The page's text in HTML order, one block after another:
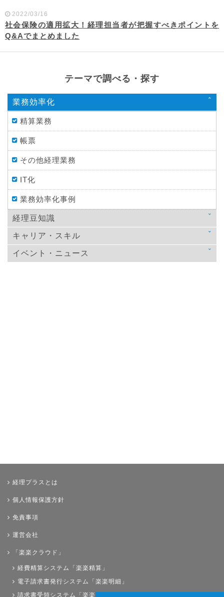
2022/03/16
社会保険の適用拡大！経理担当者が把握すべきポイントを
Q&Aでまとめました
テーマで調べる・探す
業務効率化
精算業務
帳票
その他経理業務
IT化
業務効率化事例
経理豆知識
法律
税金
キャリア・スキル
スキルアップ
イベント・ニュース
経理プラスとは
個人情報保護方針
免責事項
運営会社
「楽楽クラウド」
経費精算システム「楽楽精算」
電子請求書発行システム「楽楽明細」
請求書受領システム「楽楽請求」